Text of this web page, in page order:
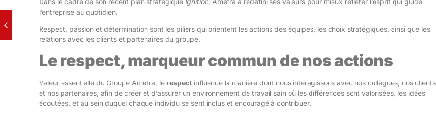
Dans le cadre de son récent plan stratégique Ignition , Ametra a redéfini ses valeurs pour mieux refléter l’esprit qui guide
l’entreprise au quotidien.
Respect, passion et détermination sont les piliers qui orientent les actions des équipes, les choix stratégiques, ainsi que les
relations avec les clients et partenaires du groupe.
Le respect, marqueur commun de nos actions
Valeur essentielle du Groupe Ametra, le respect influence la manière dont nous interagissons avec nos collègues, nos clients
et nos partenaires, afin de créer et d’assurer un environnement de travail sain où les différences sont valorisées, les idées
écoutées, et au sein duquel chaque individu se sent inclus et encouragé à contribuer.